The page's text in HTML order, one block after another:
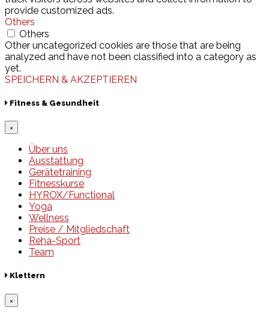
provide customized ads.
Others
Others
Other uncategorized cookies are those that are being
analyzed and have not been classified into a category as
yet.
SPEICHERN & AKZEPTIEREN
Fitness & Gesundheit
×
Über uns
Ausstattung
Gerätetraining
Fitnesskurse
HYROX/Functional
Yoga
Wellness
Preise / Mitgliedschaft
Reha-Sport
Team
Klettern
×